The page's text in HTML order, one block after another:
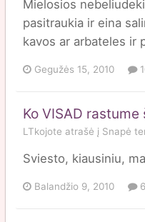
Mielosios
pasitraukia ir eina
kavos ar arbateles ir
Gegužės 15, 2010
Ko VISAD
LTkojote atrašė į Snapė
Sviesto, kiausiniu,
Balandžio 9, 2010